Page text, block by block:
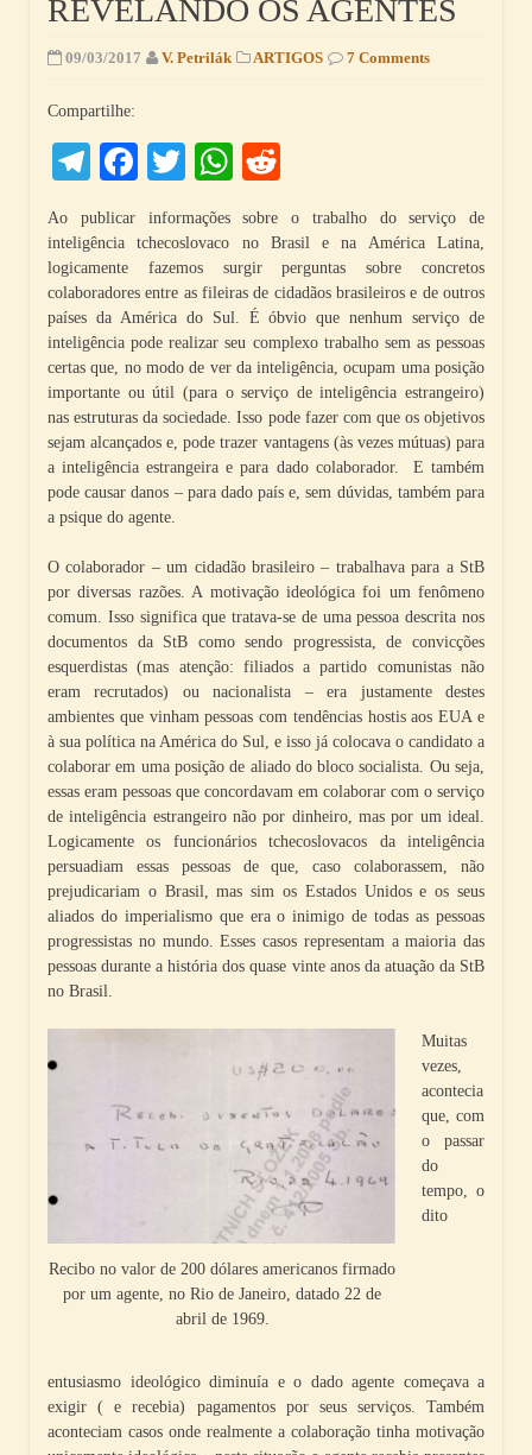
REVELANDO OS AGENTES
09/03/2017 V. Petrilák ARTIGOS 7 Comments
Compartilhe:
Telegram
Facebook
TwitterWhatsApp
Ao publicar informações sobre o trabalho do serviço de
inteligência tchecoslovaco no Brasil e na América Latina,
logicamente fazemos surgir perguntas sobre concretos
colaboradores entre as fileiras de cidadãos brasileiros e de outros
países da América do Sul. É óbvio que nenhum serviço de
inteligência pode realizar seu complexo trabalho sem as pessoas
certas que, no modo de ver da inteligência, ocupam uma posição
importante ou útil (para o serviço de inteligência estrangeiro)
nas estruturas da sociedade. Isso pode fazer com que os objetivos
sejam alcançados e, pode trazer vantagens (às vezes mútuas) para
a inteligência estrangeira e para dado colaborador. E também
pode causar danos – para dado país e, sem dúvidas, também para
a psique do agente.
O colaborador – um cidadão brasileiro – trabalhava para a StB
por diversas razões. A motivação ideológica foi um fenômeno
comum. Isso significa que tratava-se de uma pessoa descrita nos
documentos da StB como sendo progressista, de convicções
esquerdistas (mas atenção: filiados a partido comunistas não
eram recrutados) ou nacionalista – era justamente destes
ambientes que vinham pessoas com tendências hostis aos EUA e
à sua política na América do Sul, e isso já colocava o candidato a
colaborar em uma posição de aliado do bloco socialista. Ou seja,
essas eram pessoas que concordavam em colaborar com o serviço
de inteligência estrangeiro não por dinheiro, mas por um ideal.
Logicamente os funcionários tchecoslovacos da inteligência
persuadiam essas pessoas de que, caso colaborassem, não
prejudicariam o Brasil, mas sim os Estados Unidos e os seus
aliados do imperialismo que era o inimigo de todas as pessoas
progressistas no mundo. Esses casos representam a maioria das
pessoas durante a história dos quase vinte anos da atuação da StB
no Brasil.
Recibo no valor de 200 dólares americanos firmado
por um agente, no Rio de Janeiro, datado 22 de
abril de 1969.
Muitas
vezes,
acontecia
que, com
o passar
do
tempo, o
dito
entusiasmo ideológico diminuía e o dado agente começava a
exigir ( e recebia) pagamentos por seus serviços. Também
aconteciam casos onde realmente a colaboração tinha motivação